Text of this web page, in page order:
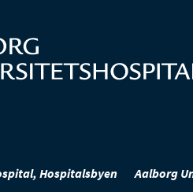
Hospitalsbyen
Aalborg